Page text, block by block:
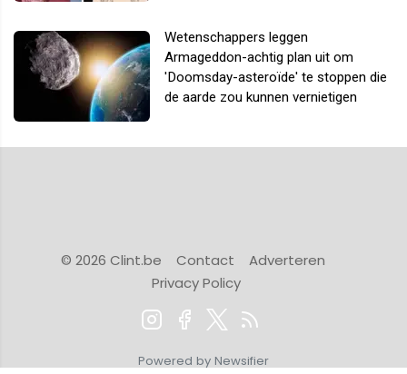
Wetenschappers leggen
Armageddon-achtig plan uit om
'Doomsday-asteroïde' te stoppen die
de aarde zou kunnen vernietigen
© 2026 Clint.be Contact
Adverteren
Privacy Policy
Powered by Newsifier